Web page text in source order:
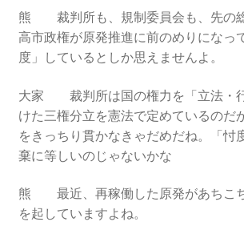
2022.8.1 福島第一原発 汚染配管撤
断念
着工
2022.12.25美浜原発 運転停止認め
超 老朽対策容認
2023.1.19 東電旧経営陣、二審も
めた「長期評価」を否定
熊 裁判所も、規制委員会も、先の
高市政権が原発推進に前のめりになっ
度」しているとしか思えませんよ。
大家 裁判所は国の権力を「立法・
けた三権分立を憲法で定めているのだ
をきっちり貫かなきゃだめだね。「忖
棄に等しいのじゃないかな
熊 最近、再稼働した原発があちこ
を起していますよね。